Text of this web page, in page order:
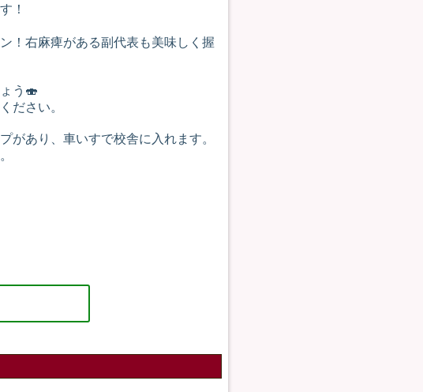
！
！右麻痺がある副代表も美味しく握
う🍣
ださい。
があり、車いすで校舎に入れます。